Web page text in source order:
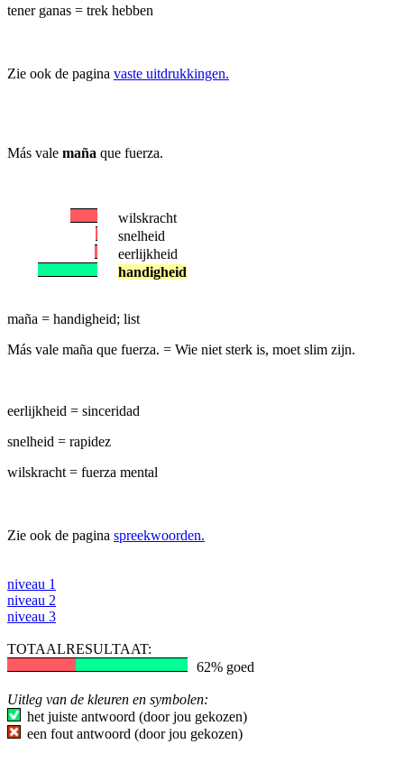
tener ganas = trek hebben
Zie ook de pagina vaste uitdrukkingen.
Más vale maña que fuerza.
wilskracht
snelheid
eerlijkheid
handigheid
maña = handigheid; list
Más vale maña que fuerza. = Wie niet sterk is, moet slim zijn.
eerlijkheid = sinceridad
snelheid = rapidez
wilskracht = fuerza mental
Zie ook de pagina spreekwoorden.
niveau 1
niveau 2
niveau 3
TOTAALRESULTAAT:
62% goed
Uitleg van de kleuren en symbolen:
het juiste antwoord (door jou gekozen)
een fout antwoord (door jou gekozen)